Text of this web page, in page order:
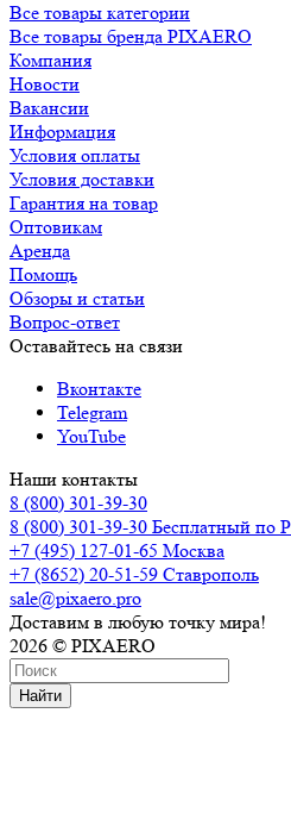
Все товары категории
Все товары бренда PIXAERO
Компания
Новости
Вакансии
Информация
Условия оплаты
Условия доставки
Гарантия на товар
Оптовикам
Аренда
Помощь
Обзоры и статьи
Вопрос-ответ
Оставайтесь на связи
Вконтакте
Telegram
YouTube
Наши контакты
8 (800) 301-39-30
8 (800) 301-39-30 Бесплатный по
+7 (495) 127-01-65 Москва
+7 (8652) 20-51-59 Ставрополь
sale@pixaero.pro
Доставим в любую точку мира!
2026 © PIXAERO
Найти